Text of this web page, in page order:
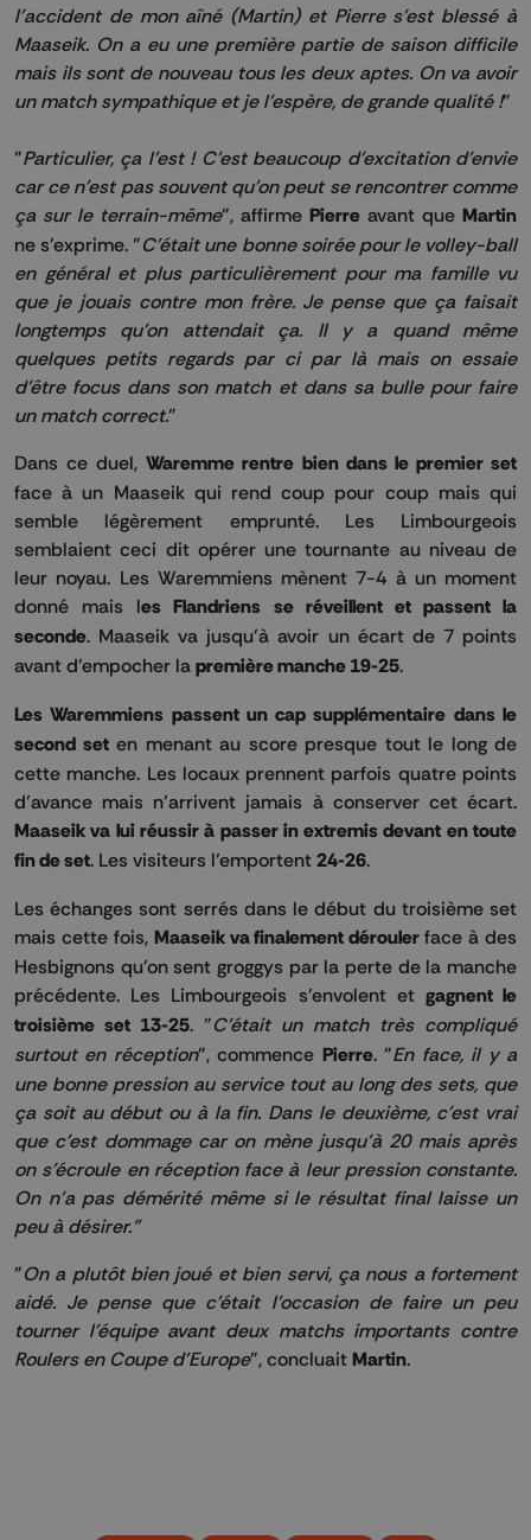
l'accident de mon aîné (Martin) et Pierre s'est blessé à
Maaseik. On a eu une première partie de saison difficile
mais ils sont de nouveau tous les deux aptes. On va avoir
un match sympathique et je l'espère, de grande qualité !"
"Particulier, ça l'est ! C'est beaucoup d'excitation d'envie
car ce n'est pas souvent qu'on peut se rencontrer comme
ça sur le terrain-même", affirme Pierre avant que Martin
ne s'exprime. "C'était une bonne soirée pour le volley-ball
en général et plus particulièrement pour ma famille vu
que je jouais contre mon frère. Je pense que ça faisait
longtemps qu'on attendait ça. Il y a quand même
quelques petits regards par ci par là mais on essaie
d'être focus dans son match et dans sa bulle pour faire
un match correct."
Dans ce duel,Waremme rentre bien dans le premier set
face à un Maaseik qui rend coup pour coup mais qui
semble légèrement emprunté. Les Limbourgeois
semblaient ceci dit opérer une tournante au niveau de
leur noyau. Les Waremmiens mènent 7-4 à un moment
donné mais les Flandriens se réveillent et passent la
seconde. Maaseik va jusqu’à avoir un écart de 7 points
avant d’empocher la première manche 19-25.
Les Waremmiens passent un cap supplémentaire dans le
second seten menant au score presque tout le long de
cette manche. Les locaux prennent parfois quatre points
d’avance mais n’arrivent jamais à conserver cet écart.
Maaseik va lui réussir à passer in extremis devant en toute
fin de set. Les visiteurs l’emportent 24-26.
Les échanges sont serrés dans le début du troisième set
mais cette fois, Maaseik va finalement déroulerface à des
Hesbignons qu’on sent groggys par la perte de la manche
précédente. Les Limbourgeois s’envolent et gagnent le
troisième set 13-25. "C'était un match très compliqué
surtout en réception", commence Pierre. "En face, il y a
une bonne pression au service tout au long des sets, que
ça soit au début ou à la fin. Dans le deuxième, c'est vrai
que c'est dommage car on mène jusqu'à 20 mais après
on s'écroule en réception face à leur pression constante.
On n'a pas démérité même si le résultat final laisse un
peu à désirer."
"On a plutôt bien joué et bien servi, ça nous a fortement
aidé. Je pense que c'était l'occasion de faire un peu
tourner l'équipe avant deux matchs importants contre
Roulers en Coupe d'Europe", concluait Martin.